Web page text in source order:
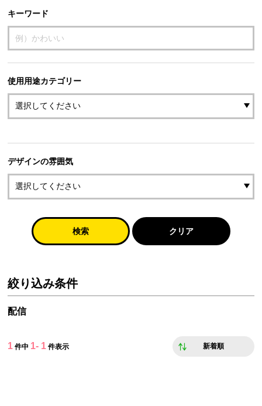
キーワード
使用用途カテゴリー
デザインの雰囲気
検索 クリア
絞り込み条件
配信
1 件中 1- 1 件表示 新着順